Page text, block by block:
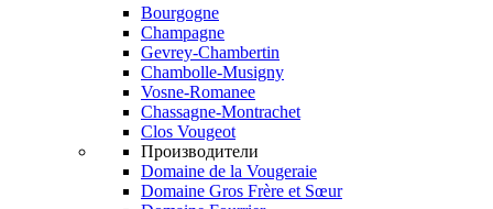
Bourgogne
Champagne
Gevrey-Chambertin
Chambolle-Musigny
Vosne-Romanee
Chassagne-Montrachet
Clos Vougeot
Производители
Domaine de la Vougeraie
Domaine Gros Frère et Sœur